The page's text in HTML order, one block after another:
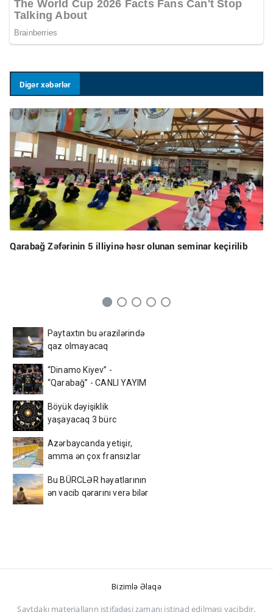
Digər xəbərlər
Qarabağ Zəfərinin 5 illiyinə həsr olunan seminar keçirilib
Paytaxtın bu ərazilərində
qaz olmayacaq
“Dinamo Kiyev” -
“Qarabağ” - CANLI YAYIM
Böyük dəyişiklik
yaşayacaq 3 bürc
Azərbaycanda yetişir,
amma ən çox fransızlar
Bu BÜRCLƏR həyatlarının
ən vacib qərarını verə bilər
Bizimlə Əlaqə
Saytdakı materialların istifadəsi zamanı istinad edilməsi vacibdir.